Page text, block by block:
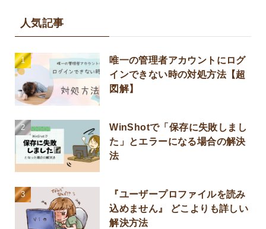
人気記事
唯一の管理者アカウントにログ
インできない時の対処方法【超
図解】
WinShotで「保存に失敗しまし
た」とエラーになる場合の解決
法
『ユーザープロファイルを読み
込めません』 どこよりも詳しい
解決方法